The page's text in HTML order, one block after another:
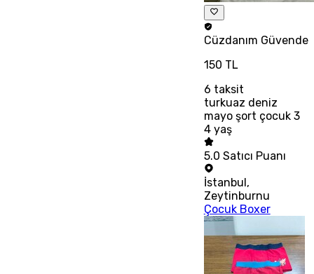
Cüzdanım Güvende
150 TL
6 taksit
turkuaz deniz
mayo şort çocuk 3
4 yaş
5.0 Satıcı Puanı
İstanbul,
Zeytinburnu
Çocuk Boxer